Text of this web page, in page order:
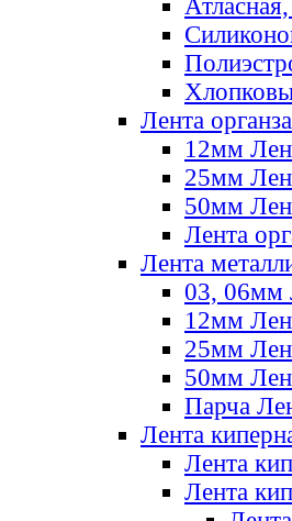
Лента органза
12мм
25мм
50мм
Лента
Лента
03, 06мм
12мм
25мм
50мм
Парча
Лента
Лента
Лента